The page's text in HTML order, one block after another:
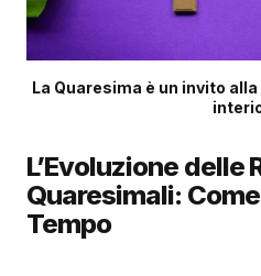
La Quaresima è un invito
L’Evoluzione delle
Quaresimali:
Tempo